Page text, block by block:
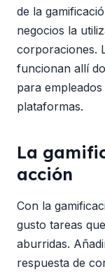
de la
negocios la
corporaciones.
funcionan allí
para
plataformas.
La
acción
Con la
gusto tareas
aburridas.
respuesta de